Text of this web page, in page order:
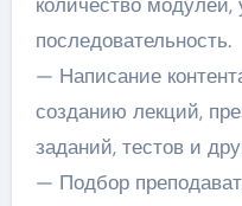
последовательность.
— Написание
созданию лекций,
заданий, тестов и
— Подбор